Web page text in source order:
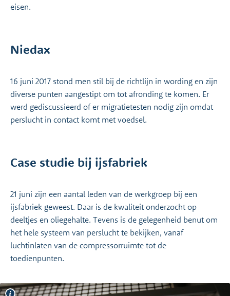
eisen.
Niedax
16 juni 2017 stond men stil bij de richtlijn in wording en zijn
diverse punten aangestipt om tot afronding te komen. Er
werd gediscussieerd of er migratietesten nodig zijn omdat
perslucht in contact komt met voedsel.
Case studie bij ijsfabriek
21 juni zijn een aantal leden van de werkgroep bij een
ijsfabriek geweest. Daar is de kwaliteit onderzocht op
deeltjes en oliegehalte. Tevens is de gelegenheid benut om
het hele systeem van perslucht te bekijken, vanaf
luchtinlaten van de compressorruimte tot de
toedienpunten.